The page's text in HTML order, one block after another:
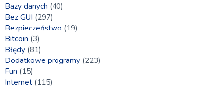
Bazy danych (40)
Bez GUI (297)
Bezpieczeństwo (19)
Bitcoin (3)
Błędy (81)
Dodatkowe programy (223)
Fun (15)
Internet (115)